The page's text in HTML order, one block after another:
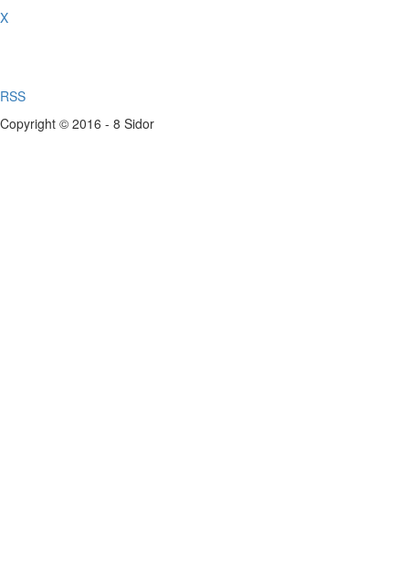
X
RSS
Copyright © 2016 - 8 Sidor